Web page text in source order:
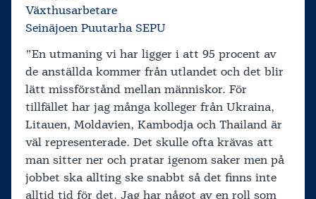
Växthusarbetare
Seinäjoen Puutarha SEPU
”En utmaning vi har ligger i att 95 procent av
de anställda kommer från utlandet och det blir
lätt missförstånd mellan människor. För
tillfället har jag många kolleger från Ukraina,
Litauen, Moldavien, Kambodja och Thailand är
väl representerade. Det skulle ofta krävas att
man sitter ner och pratar igenom saker men på
jobbet ska allting ske snabbt så det finns inte
alltid tid för det. Jag har något av en roll som